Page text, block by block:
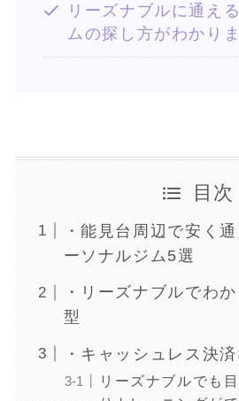
リーズナブルに通え
ムの探し方がわかりま
目次
・能見台周辺で安く
ーソナルジム5選
・リーズナブルでわ
型
・キャッシュレス決
リーズナブルでも